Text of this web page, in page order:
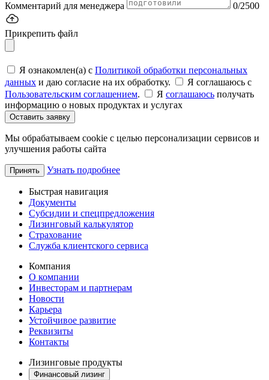
Комментарий для менеджера 0/2500
Прикрепить файл
Я ознакомлен(а) с Политикой обработки персональных
данных и даю согласие на их обработку.
Я соглашаюсь c
Пользовательским соглашением. Я соглашаюсь получать
информацию о новых продуктах и услугах
Оставить заявку
Мы обрабатываем cookie с целью персонализации сервисов и
улучшения работы сайта
Принять Узнать подробнее
Быстрая навигация
Документы
Субсидии и спецпредложения
Лизинговый калькулятор
Страхование
Служба клиентского сервиса
Компания
О компании
Инвесторам и партнерам
Новости
Карьера
Устойчивое развитие
Реквизиты
Контакты
Лизинговые продукты
Финансовый лизинг